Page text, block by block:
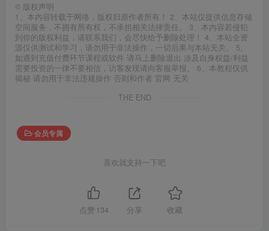
© 版权声明
1、本内容转载于网络，版权归原作者所有！ 2、本站仅提供信息存储
空间服务，不拥有所有权，不承担相关法律责任。 3、本内容若侵犯
到你的版权利益，请联系我们，会尽快给予删除处理！ 4、本站全资
源仅供测试和学习，请勿用于非法操作，一切后果与本站无关。 5、
如遇到充值付费环节课程或软件 请马上删除退出 涉及自身权益/利益
需要投资的一律不要相信，访客发现请向客服举报。 6、本教程仅供
揭秘 请勿用于非法违规操作 否则和作者 官网 无关
THE END
会员专属
喜欢就支持一下吧
点赞 134 分享 收藏